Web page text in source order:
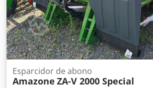
Esparcidor de abono
Amazone ZA-V 2000 Special